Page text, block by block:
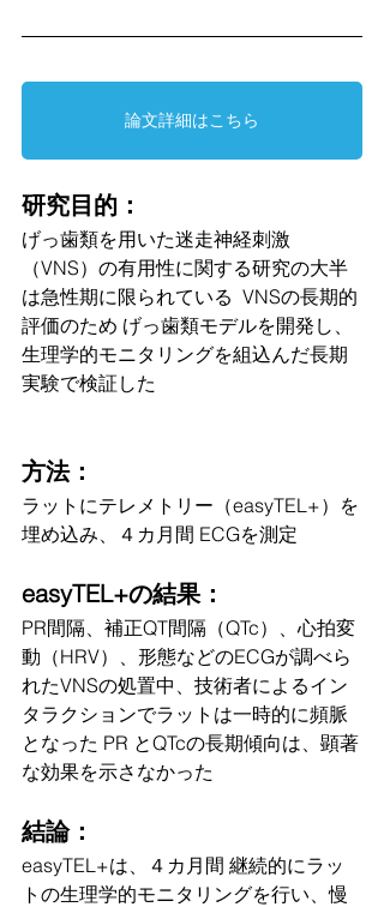
論文詳細はこちら
研究目的：
げっ歯類を用いた迷走神経刺激
（VNS）の有用性に関する研究の大半
は急性期に限られている  VNSの長期的
評価のため げっ歯類モデルを開発し、
生理学的モニタリングを組込んだ長期
実験で検証した
方法：
ラットにテレメトリー（easyTEL+）を
埋め込み、４カ月間 ECGを測定
easyTEL+の結果：
PR間隔、補正QT間隔（QTc）、心拍変
動（HRV）、形態などのECGが調べら
れたVNSの処置中、技術者によるイン
タラクションでラットは一時的に頻脈
となった PR とQTcの長期傾向は、顕著
な効果を示さなかった
結論：
easyTEL+は、４カ月間 継続的にラッ
トの生理学的モニタリングを行い、慢